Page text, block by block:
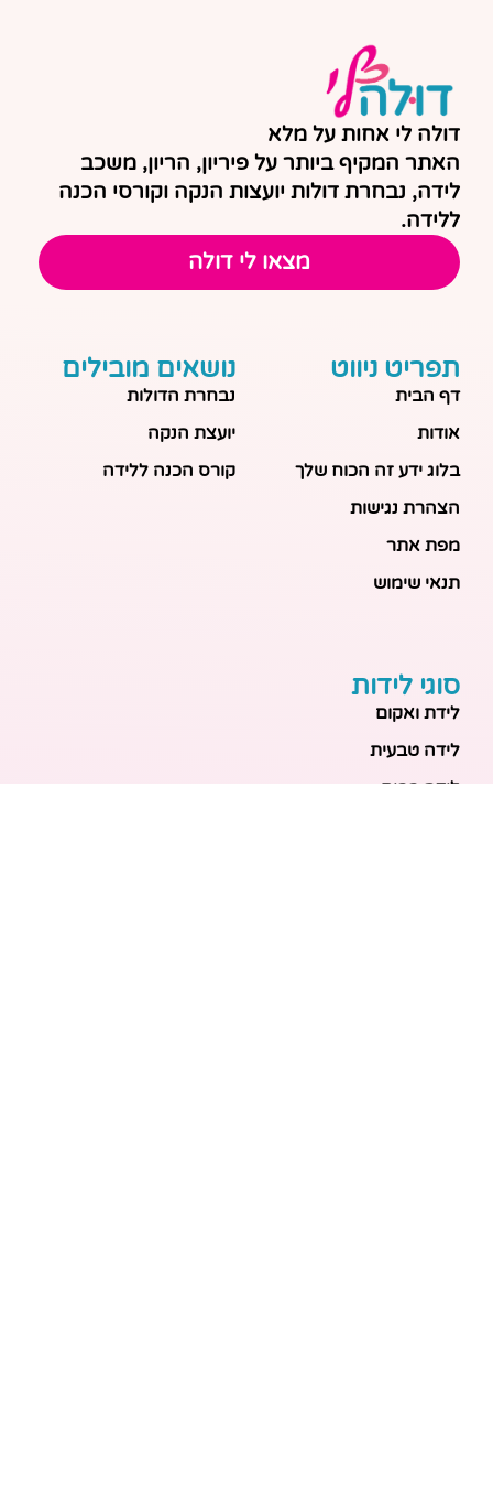
דולה לי אחות על מלא
האתר המקיף ביותר על פיריון, הריון, משכב
לידה, נבחרת דולות יועצות הנקה וקורסי הכנה
ללידה.
מצאו לי דולה
תפריט ניווט
דף הבית
אודות
בלוג ידע זה הכוח שלך
הצהרת נגישות
מפת אתר
תנאי שימוש
נושאים מובילים
נבחרת הדולות
יועצת הנקה
קורס הכנה ללידה
סוגי לידות
לידת ואקום
לידה טבעית
לידה בבית